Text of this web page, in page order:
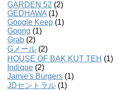
GARDEN 52 (2)
GEDHAWA (1)
Google Keep (1)
Goong (1)
Grab (2)
Gメール (2)
HOUSE OF BAK KUT TEH (1)
Indique (2)
Jamie's Burgers (1)
JDセントラル (1)